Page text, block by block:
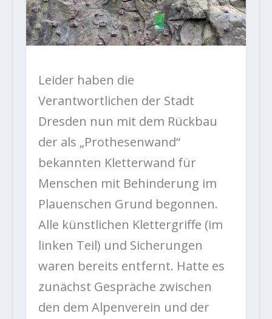
Leider haben die
Verantwortlichen der Stadt
Dresden nun mit dem Rückbau
der als „Prothesenwand“
bekannten Kletterwand für
Menschen mit Behinderung im
Plauenschen Grund begonnen.
Alle künstlichen Klettergriffe (im
linken Teil) und Sicherungen
waren bereits entfernt. Hatte es
zunächst Gespräche zwischen
den dem Alpenverein und der